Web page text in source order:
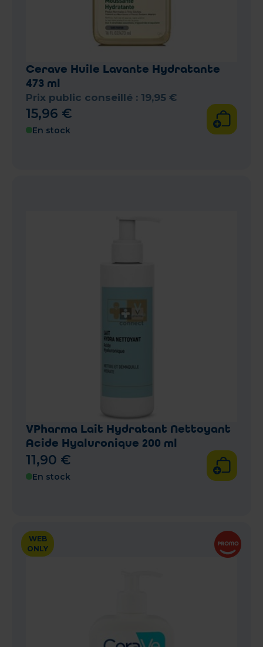
Cerave Huile Lavante Hydratante
473 ml
Prix public conseillé : 19,95 €
15,96 €
En stock
VPharma Lait Hydratant Nettoyant
Acide Hyaluronique 200 ml
11,90 €
En stock
WEB
ONLY